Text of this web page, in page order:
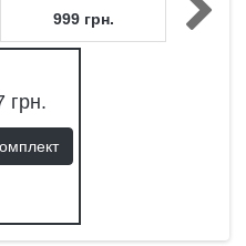
999грн.
грн.